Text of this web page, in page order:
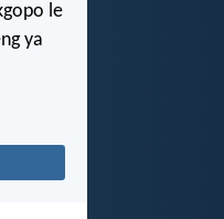
le
ya